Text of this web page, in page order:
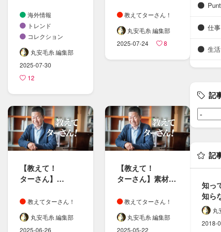
海外情報
トレンド
コレクション
丸安毛糸 編集部
2025-07-30
12
エコ素材に​ついて
教えてターさん！
丸安毛糸 編集部
2025-07-24
8
【教えて！​
ターさん​】
マイクロン、​糸の​
番手に​ついて
教えてターさん！
丸安毛糸 編集部
2025-06-26
【教えて！​
ターさん​】素材の​
教えてターさん！
丸安毛糸 編集部
2025-05-22
仕
生
記
記
知っ
知ら
民族
どん
丸
2018-